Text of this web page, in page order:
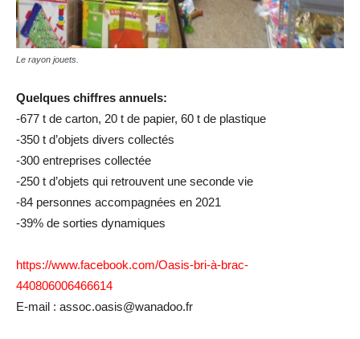
Le rayon jouets.
Quelques chiffres annuels:
-677 t de carton, 20 t de papier, 60 t de plastique
-350 t d’objets divers collectés
-300 entreprises collectée
-250 t d’objets qui retrouvent une seconde vie
-84 personnes accompagnées en 2021
-39% de sorties dynamiques
https://www.facebook.com/Oasis-bri-à-brac-
440806006466614
E-mail : assoc.oasis@wanadoo.fr